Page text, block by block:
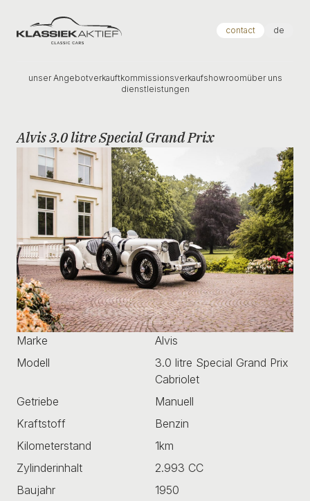
Klassiek Aktief contact de
unser Angebotverkauftkommissionsverkaufshowroomüber uns
dienstleistungen
Alvis 3.0 litre Special Grand Prix
Marke
Alvis
Modell
3.0 litre Special Grand Prix
Cabriolet
Getriebe
Manuell
Kraftstoff
Benzin
Kilometerstand
1km
Zylinderinhalt
2.993 CC
Baujahr
1950